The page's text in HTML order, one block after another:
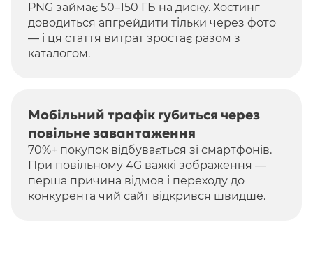
PNG займає 50–150 ГБ на диску. Хостинг
доводиться апгрейдити тільки через фото
— і ця стаття витрат зростає разом з
каталогом.
Мобільний трафік губиться через
повільне завантаження
70%+ покупок відбувається зі смартфонів.
При повільному 4G важкі зображення —
перша причина відмов і переходу до
конкурента чий сайт відкрився швидше.